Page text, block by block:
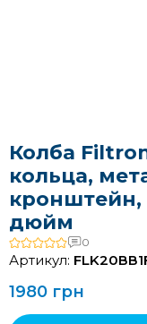
Колба
кольца,
кронштейн,
дюйм
0
Артикул:
1980 грн